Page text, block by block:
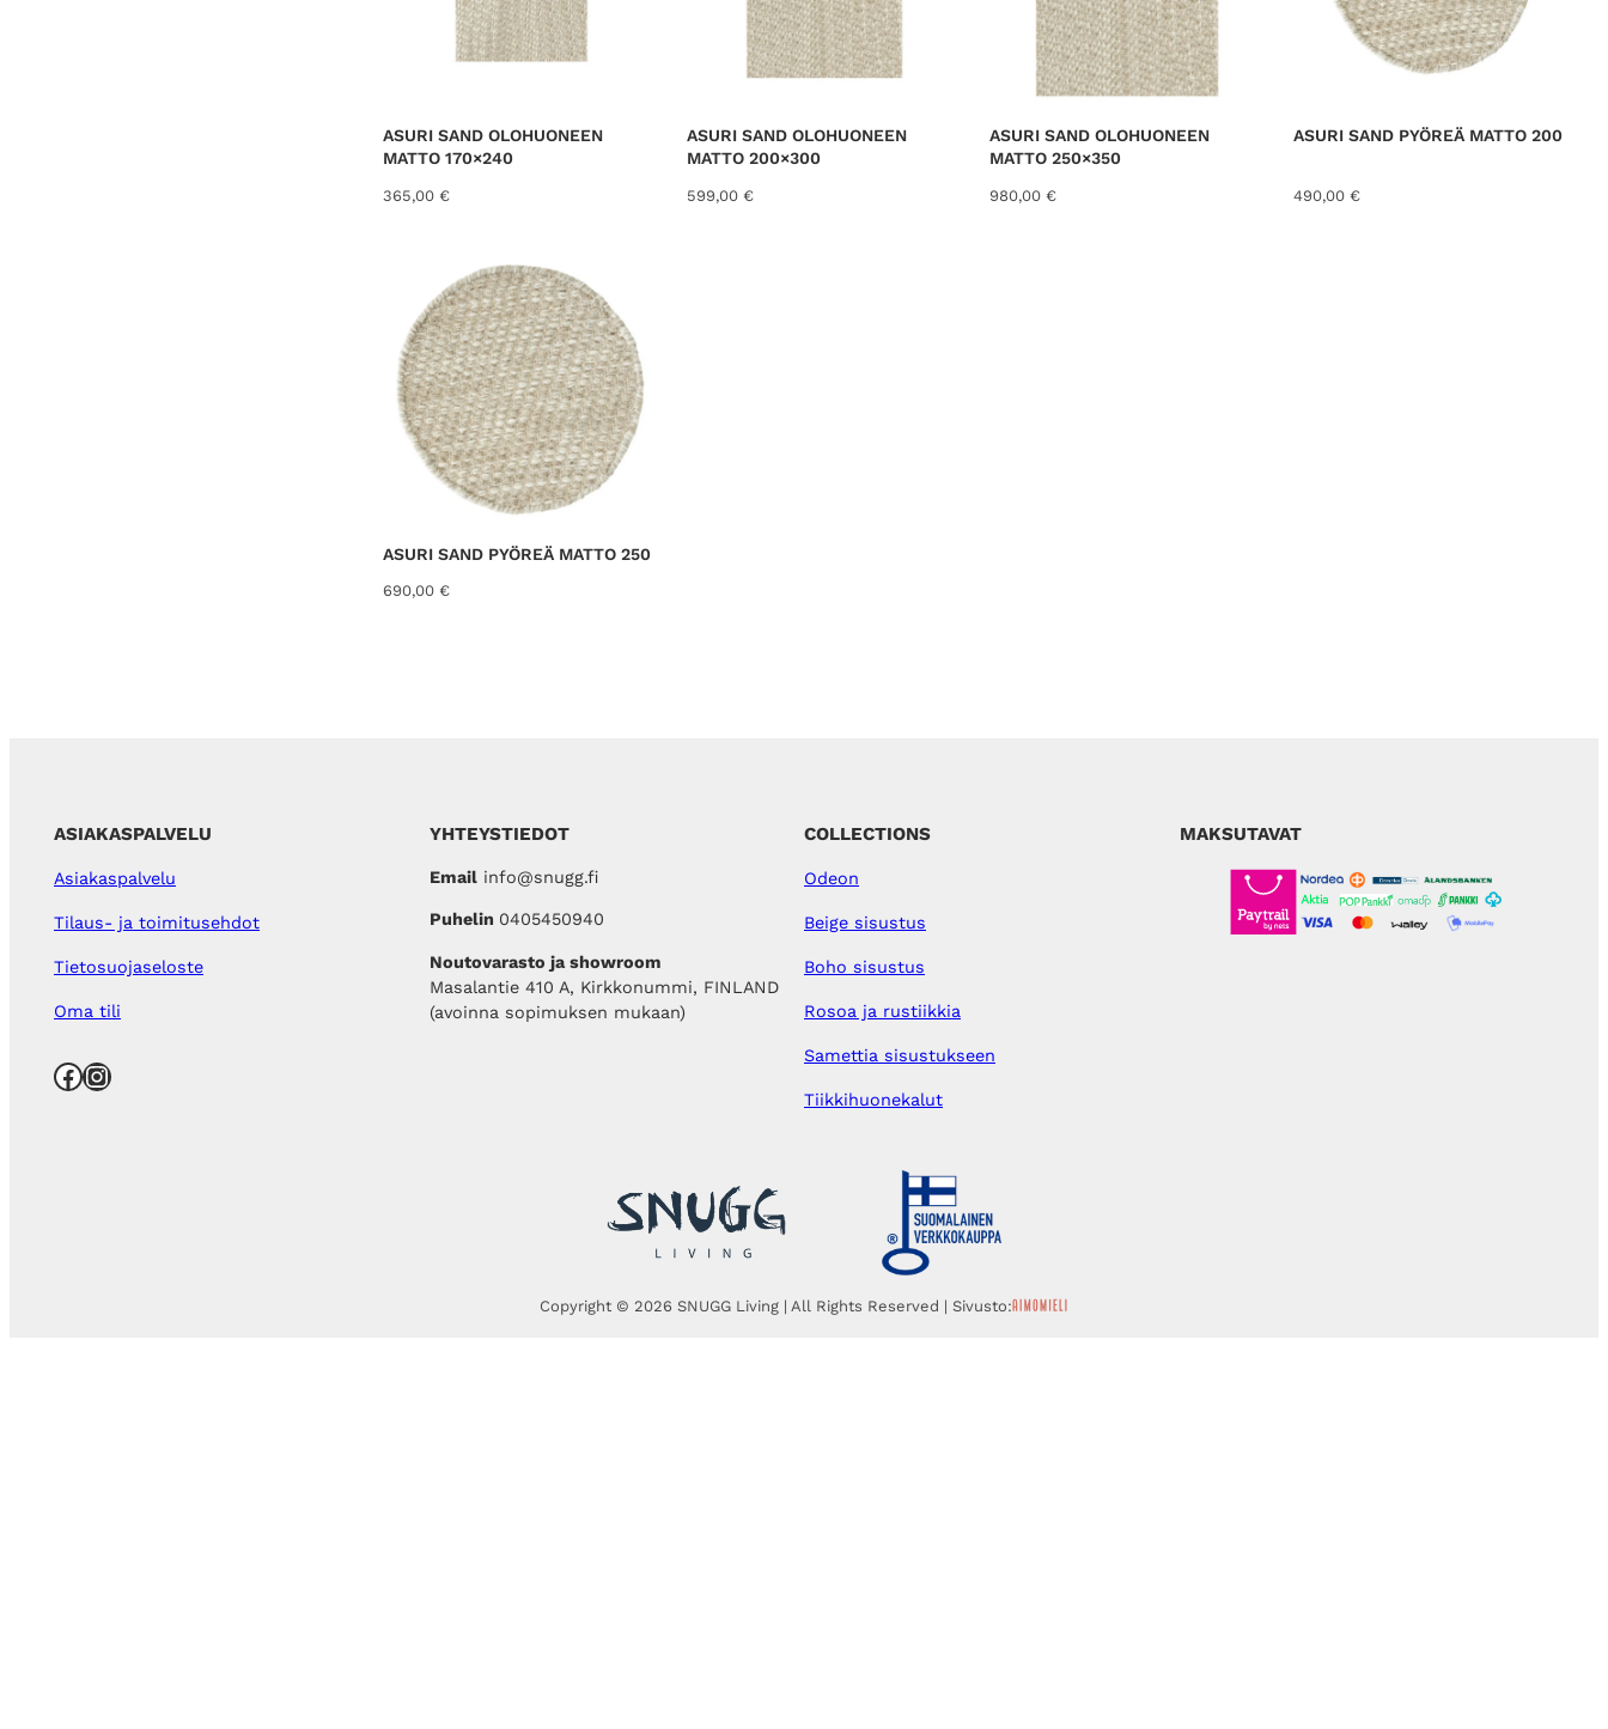
ASURI SAND OLOHUONEEN
MATTO 170×240
365,00 €
ASURI SAND OLOHUONEEN
MATTO 200×300
599,00 €
ASURI SAND OLOHUONEEN
MATTO 250×350
980,00 €
ASURI SAND PYÖREÄ MATTO 200
490,00 €
ASURI SAND PYÖREÄ MATTO 250
690,00 €
ASIAKASPALVELU
Asiakaspalvelu
Tilaus- ja toimitusehdot
Tietosuojaseloste
Oma tili
Facebook Instagram
YHTEYSTIEDOT
Emailinfo@snugg.fi
Puhelin 0405450940
Noutovarasto ja showroom
Masalantie 410 A, Kirkkonummi, FINLAND
(avoinna sopimuksen mukaan)
COLLECTIONS
Odeon
Beige sisustus
Boho sisustus
Rosoa ja rustiikkia
Samettia sisustukseen
Tiikkihuonekalut
MAKSUTAVAT
Copyright © 2026 SNUGG Living | All Rights Reserved | Sivusto: